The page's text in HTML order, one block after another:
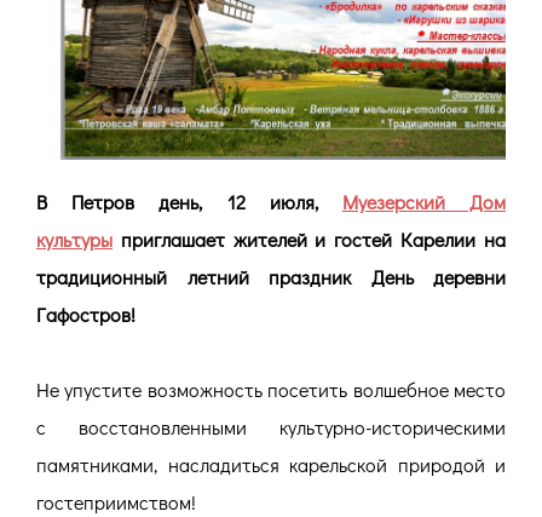
В Петров день, 12 июля, Муезерский Дом
культуры приглашает жителей и гостей Карелии на
традиционный летний праздник День деревни
Гафостров!
Не упустите возможность посетить волшебное место
с восстановленными культурно-историческими
памятниками, насладиться карельской природой и
гостеприимством!